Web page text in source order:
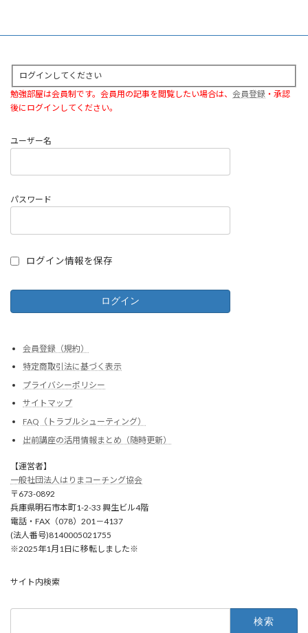
ログインしてください
勉強部屋は会員制です。会員用の記事を閲覧したい場合は、 会員登録 ・承認
後にログインしてください。
ユーザー名
パスワード
ログイン情報を保存
会員登録（規約）
特定商取引法に基づく表示
プライバシーポリシー
サイトマップ
FAQ（トラブルシューティング）
出前講座の活用情報まとめ（随時更新）
【運営者】
一般社団法人はりまコーチング協会
〒673-0892
兵庫県明石市本町1-2-33 興生ビル4階
電話・FAX（078）201－4137
(法人番号)8140005021755
※2025年1月1日に移転しました※
サイト内検索